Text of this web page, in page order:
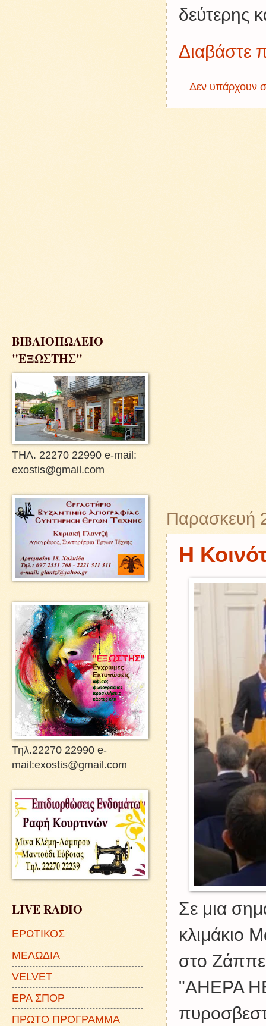
δεύτερης
Διαβάστε
Δεν υπάρχουν
Παρασκευή
Η
Σε μια
κλιμάκιο
στο
"AHEPA
ΒΙΒΛΙΟΠΩΛΕΙΟ
"ΕΞΩΣΤΗΣ"
ΤΗΛ. 22270 22990 e-mail:
exostis@gmail.com
Τηλ.22270 22990 e-
mail:exostis@gmail.com
LIVE RADIO
ΕΡΩΤΙΚΟΣ
ΜΕΛΩΔΙΑ
VELVET
ΕΡΑ ΣΠΟΡ
ΠΡΩΤΟ ΠΡΟΓΡΑΜΜΑ